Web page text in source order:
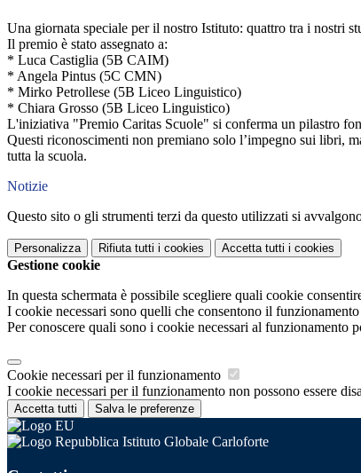
Una giornata speciale per il nostro Istituto: quattro tra i nostri
Il premio è stato assegnato a:
* Luca Castiglia (5B CAIM)
* Angela Pintus (5C CMN)
* Mirko Petrollese (5B Liceo Linguistico)
* Chiara Grosso (5B Liceo Linguistico)
L'iniziativa "Premio Caritas Scuole" si conferma un pilastro
Questi riconoscimenti non premiano solo l’impegno sui libri,
tutta la scuola.
Notizie
Questo sito o gli strumenti terzi da questo utilizzati si
Personalizza Rifiuta tutti i cookies Accetta tutti i cookies
Gestione cookie
In questa schermata è possibile scegliere quali cookie
I cookie necessari sono quelli che consentono il
Per conoscere quali sono i cookie necessari al funzionamento
Cookie necessari per il funzionamento
I cookie necessari per il funzionamento non possono essere
Accetta tutti Salva le preferenze
Istituto Globale Carloforte